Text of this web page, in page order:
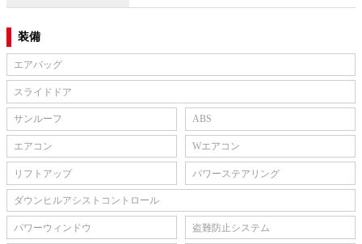
装備
エアバッグ
スライドドア
サンルーフ ABS
エアコン Wエアコン
リフトアップ パワーステアリング
ダウンヒルアシストコントロール
パワーウィンドウ 盗難防止システム